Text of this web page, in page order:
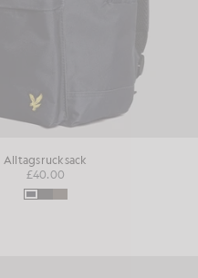
Alltagsrucksack
£40.00